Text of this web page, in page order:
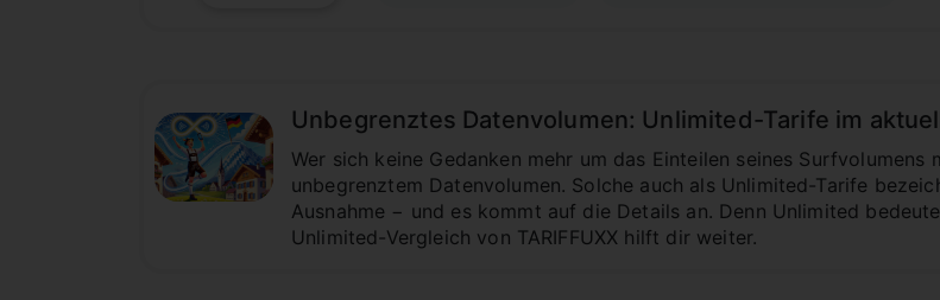
Unbegrenztes Datenvolumen: Unlimited-Tarife im
Wer sich keine Gedanken mehr um das Einteilen seines
unbegrenztem Datenvolumen. Solche auch als Unlimited-Tarife
Ausnahme − und es kommt auf die Details an. Denn Unlimited
Unlimited-Vergleich von TARIFFUXX hilft dir weiter.